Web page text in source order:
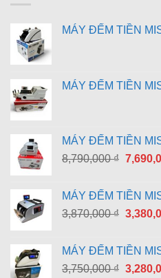
MÁY ĐẾM TIỀN
MÁY ĐẾM TIỀN
MÁY ĐẾM TIỀN
8,790,000₫ Giá
là:
MÁY ĐẾM TIỀN
3,870,000₫ Giá
là:
MÁY ĐẾM TIỀN
3,750,000₫ Giá